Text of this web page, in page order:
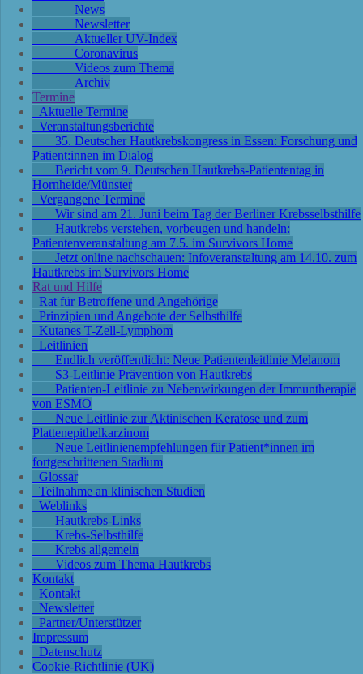
News
Newsletter
Aktueller UV-Index
Coronavirus
Videos zum Thema
Archiv
Termine
Aktuelle Termine
Veranstaltungsberichte
35. Deutscher Hautkrebskongress in Essen: Forschung und
Patient:innen im Dialog
Bericht vom 9. Deutschen Hautkrebs-Patiententag in
Hornheide/Münster
Vergangene Termine
Wir sind am 21. Juni beim Tag der Berliner Krebsselbsthilfe
Hautkrebs verstehen, vorbeugen und handeln:
Patientenveranstaltung am 7.5. im Survivors Home
Jetzt online nachschauen: Infoveranstaltung am 14.10. zum
Hautkrebs im Survivors Home
Rat und Hilfe
Rat für Betroffene und Angehörige
Prinzipien und Angebote der Selbsthilfe
Kutanes T-Zell-Lymphom
Leitlinien
Endlich veröffentlicht: Neue Patientenleitlinie Melanom
S3-Leitlinie Prävention von Hautkrebs
Patienten-Leitlinie zu Nebenwirkungen der Immuntherapie
von ESMO
Neue Leitlinie zur Aktinischen Keratose und zum
Plattenepithelkarzinom
Neue Leitlinienempfehlungen für Patient*innen im
fortgeschrittenen Stadium
Glossar
Teilnahme an klinischen Studien
Weblinks
Hautkrebs-Links
Krebs-Selbsthilfe
Krebs allgemein
Videos zum Thema Hautkrebs
Kontakt
Kontakt
Newsletter
Partner/Unterstützer
Impressum
Datenschutz
Cookie-Richtlinie (UK)